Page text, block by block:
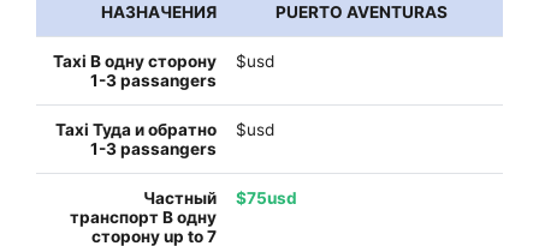
PUERTO AVENTURAS
$usd
$usd
$75usd